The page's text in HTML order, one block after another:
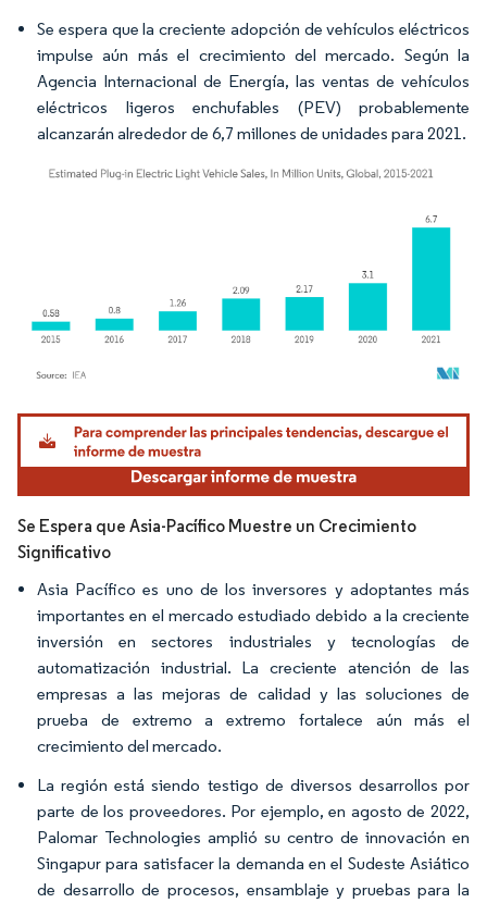
Se espera que la creciente adopción de vehículos eléctricos
impulse aún más el crecimiento del mercado. Según la
Agencia Internacional de Energía, las ventas de vehículos
eléctricos ligeros enchufables (PEV) probablemente
alcanzarán alrededor de 6,7 millones de unidades para 2021.
Imagen © Mordor Intelligence. El uso requiere atribución según CC BY 4.0.
Se Espera que Asia-Pacífico Muestre un Crecimiento
Significativo
Asia Pacífico es uno de los inversores y adoptantes más
importantes en el mercado estudiado debido a la creciente
inversión en sectores industriales y tecnologías de
automatización industrial. La creciente atención de las
empresas a las mejoras de calidad y las soluciones de
prueba de extremo a extremo fortalece aún más el
crecimiento del mercado.
La región está siendo testigo de diversos desarrollos por
parte de los proveedores. Por ejemplo, en agosto de 2022,
Palomar Technologies amplió su centro de innovación en
Singapur para satisfacer la demanda en el Sudeste Asiático
de desarrollo de procesos, ensamblaje y pruebas para la